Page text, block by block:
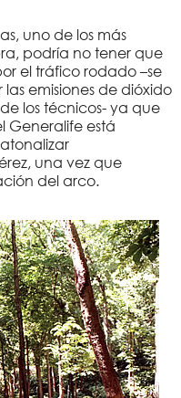
uno de los más
podría no tener que
el tráfico rodado –se
emisiones de dióxido
los técnicos- ya que
Generalife está
una vez que
del arco.